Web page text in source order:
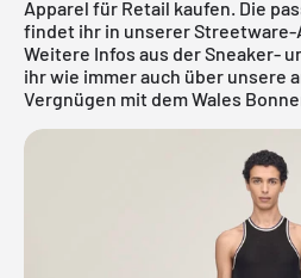
Apparel für Retail kaufen. Die
findet ihr in unsererStreetware-
Weitere Infos aus der Sneaker-
ihr wie immer auch über unsere
Vergnügen mit dem Wales